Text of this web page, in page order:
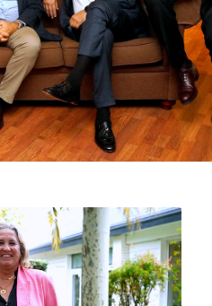
Todo ello
prudencia y rigor,
familias en el eje
actuaciones.
Presidente
Económico
Tesorero
Contador